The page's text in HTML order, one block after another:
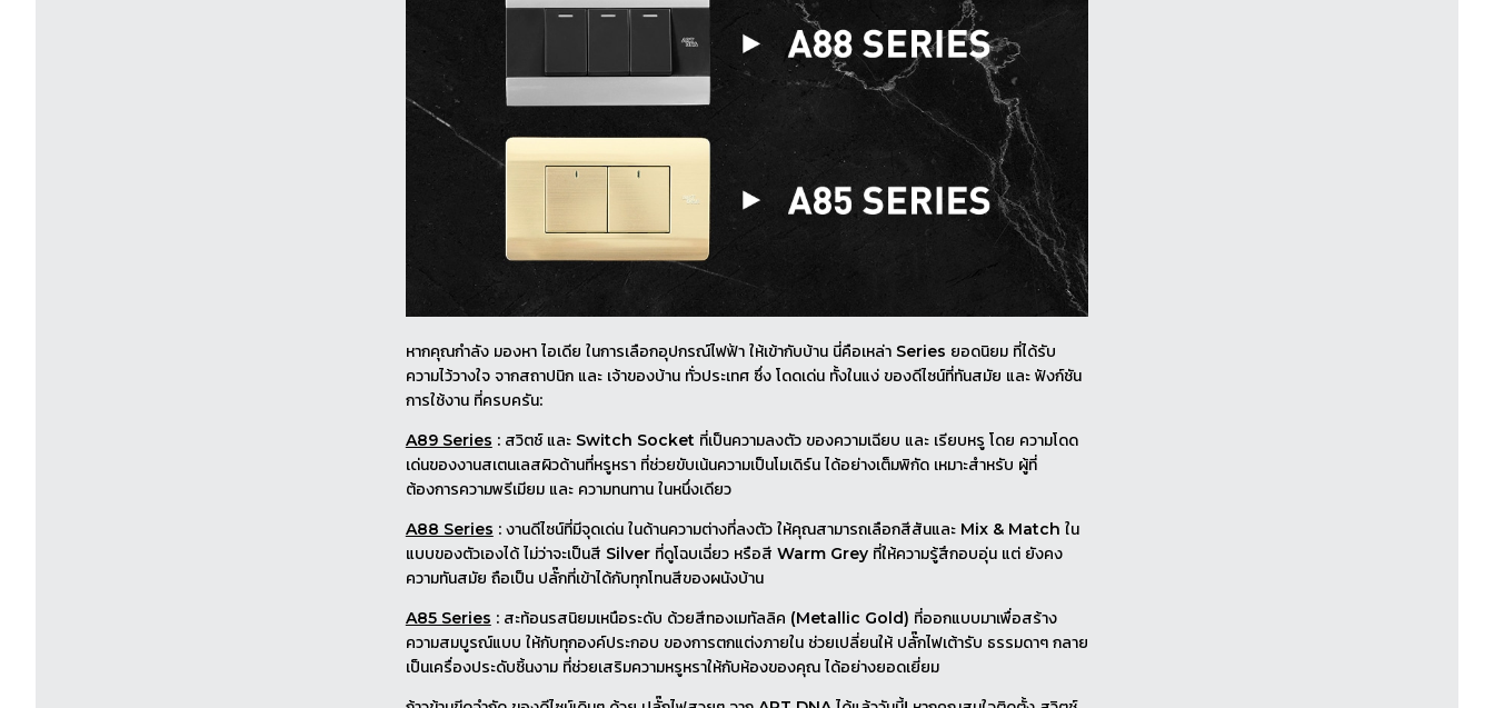
หากคุณกำลัง มองหา ไอเดีย ในการเลือกอุปกรณ์ไฟฟ้า ให้เข้ากับบ้าน นี่คือเหล่า Series ยอดนิยม ที่ได้รับ
ความไว้วางใจ จากสถาปนิก และ เจ้าของบ้าน ทั่วประเทศ ซึ่ง โดดเด่น ทั้งในแง่ ของดีไซน์ที่ทันสมัย และ ฟังก์ชัน
การใช้งาน ที่ครบครัน:
A89 Series : สวิตช์ และ Switch Socket ที่เป็นความลงตัว ของความเฉียบ และ เรียบหรู โดย ความโดด
เด่นของงานสเตนเลสผิวด้านที่หรูหรา ที่ช่วยขับเน้นความเป็นโมเดิร์น ได้อย่างเต็มพิกัด เหมาะสำหรับ ผู้ที่
ต้องการความพรีเมียม และ ความทนทาน ในหนึ่งเดียว
A88 Series : งานดีไซน์ที่มีจุดเด่น ในด้านความต่างที่ลงตัว ให้คุณสามารถเลือกสีสันและ Mix & Match ใน
แบบของตัวเองได้ ไม่ว่าจะเป็นสี Silver ที่ดูโฉบเฉี่ยว หรือสี Warm Grey ที่ให้ความรู้สึกอบอุ่น แต่ ยังคง
ความทันสมัย ถือเป็น ปลั๊กที่เข้าได้กับทุกโทนสีของผนังบ้าน
A85 Series : สะท้อนรสนิยมเหนือระดับ ด้วยสีทองเมทัลลิค (Metallic Gold) ที่ออกแบบมาเพื่อสร้าง
ความสมบูรณ์แบบ ให้กับทุกองค์ประกอบ ของการตกแต่งภายใน ช่วยเปลี่ยนให้ ปลั๊กไฟเต้ารับ ธรรมดาๆ กลาย
เป็นเครื่องประดับชิ้นงาม ที่ช่วยเสริมความหรูหราให้กับห้องของคุณ ได้อย่างยอดเยี่ยม